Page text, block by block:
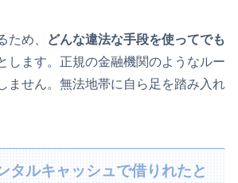
ため、
どんな違法な手段を使ってでも
します。正規の金融機関のようなルー
ません。無法地帯に自ら足を踏み入れ
タルキャッシュで借りれたと